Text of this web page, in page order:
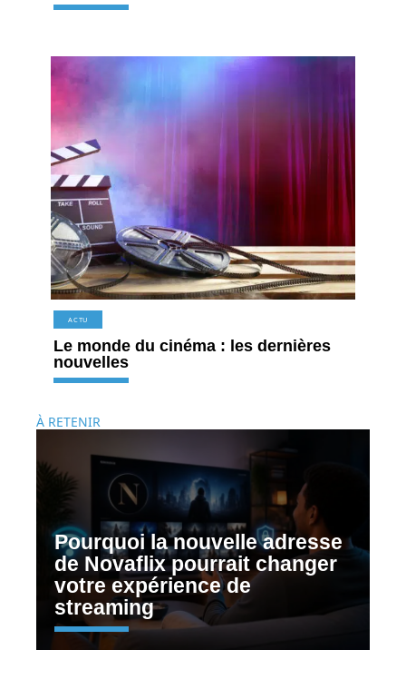
ACTU
Le monde du cinéma : les dernières
nouvelles
À RETENIR
Pourquoi la nouvelle adresse
de Novaflix pourrait changer
votre expérience de
streaming